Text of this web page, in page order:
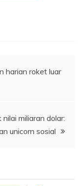
harian roket luar
miliaran dolar:
unicorn sosial